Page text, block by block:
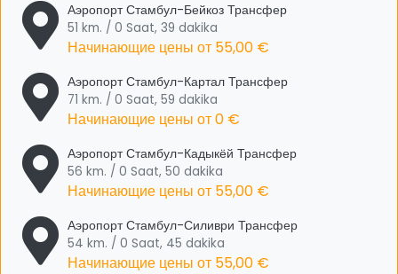
Аэропорт Стамбул-Бейкоз Трансфер
51 km. / 0 Saat, 39 dakika
Начинающие цены от 55,00 €
Аэропорт Стамбул-Картал Трансфер
71 km. / 0 Saat, 59 dakika
Начинающие цены от0 €
Аэропорт Стамбул-Кадыкёй Трансфер
56 km. / 0 Saat, 50 dakika
Начинающие цены от 55,00 €
Аэропорт Стамбул-Силиври Трансфер
54 km. / 0 Saat, 45 dakika
Начинающие цены от 55,00 €